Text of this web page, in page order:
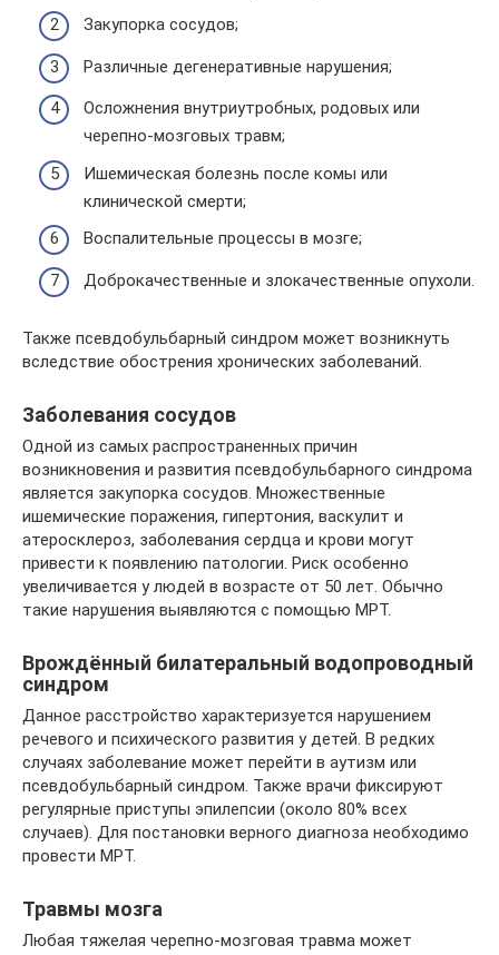
Закупорка сосудов;
Различные дегенеративные нарушения;
Осложнения внутриутробных, родовых или
черепно-мозговых травм;
Ишемическая болезнь после комы или
клинической смерти;
Воспалительные процессы в мозге;
Доброкачественные и злокачественные опухоли.
Также псевдобульбарный синдром может возникнуть
вследствие обострения хронических заболеваний.
Заболевания сосудов
Одной из самых распространенных причин
возникновения и развития псевдобульбарного синдрома
является закупорка сосудов. Множественные
ишемические поражения, гипертония, васкулит и
атеросклероз, заболевания сердца и крови могут
привести к появлению патологии. Риск особенно
увеличивается у людей в возрасте от 50 лет. Обычно
такие нарушения выявляются с помощью МРТ.
Врождённый билатеральный водопроводный
синдром
Данное расстройство характеризуется нарушением
речевого и психического развития у детей. В редких
случаях заболевание может перейти в аутизм или
псевдобульбарный синдром. Также врачи фиксируют
регулярные приступы эпилепсии (около 80% всех
случаев). Для постановки верного диагноза необходимо
провести МРТ.
Травмы мозга
Любая тяжелая черепно-мозговая травма может